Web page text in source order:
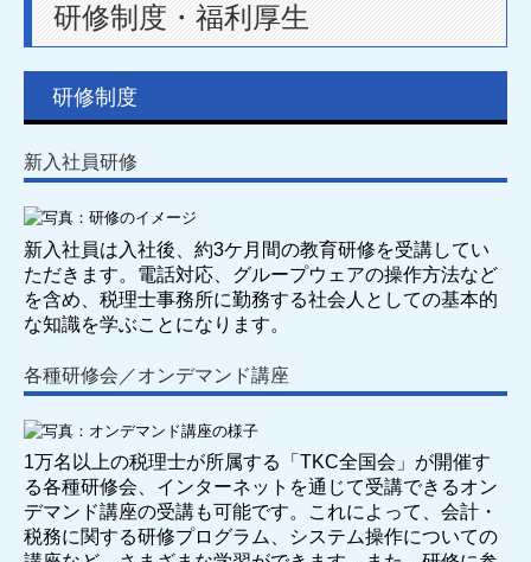
インターンシップのご案内
インターンシップ開催情報
社員インタビュー
巡回監査の1日
キャリアパス
数字で見る会社
研修制度・福利厚生
奨学金返済支援制度について
研修制度・福利厚生
研修制度
新入社員研修
新入社員は入社後、約3ケ月間の教育研修を受講してい
ただきます。電話対応、グループウェアの操作方法など
を含め、税理士事務所に勤務する社会人としての基本的
な知識を学ぶことになります。
各種研修会／オンデマンド講座
1万名以上の税理士が所属する「TKC全国会」が開催す
る各種研修会、インターネットを通じて受講できるオン
デマンド講座の受講も可能です。これによって、会計・
税務に関する研修プログラム、システム操作についての